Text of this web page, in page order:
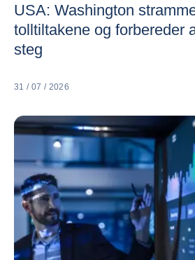
USA: Washington
tolltiltakene og forbereder
steg
31 / 07 / 2026